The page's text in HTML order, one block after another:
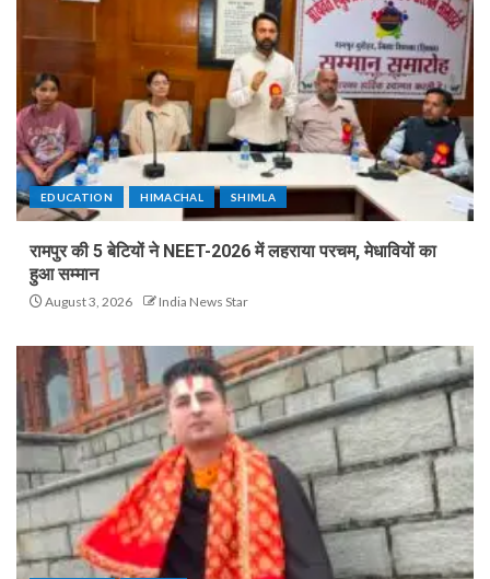
EDUCATION HIMACHAL SHIMLA
रामपुर की 5 बेटियों ने NEET-2026 में लहराया परचम, मेधावियों का
हुआ सम्मान
August 3, 2026 India News Star